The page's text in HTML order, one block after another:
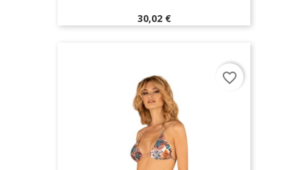
Prix
30,02 €
favorite_border